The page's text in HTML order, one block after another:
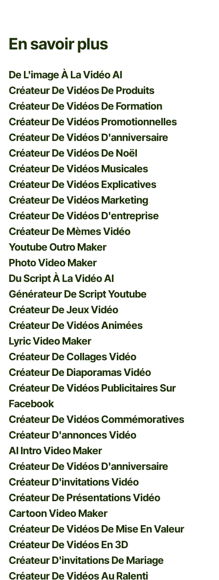
En savoir plus
De L'image À La Vidéo AI
Créateur De Vidéos De Produits
Créateur De Vidéos De Formation
Créateur De Vidéos Promotionnelles
Créateur De Vidéos D'anniversaire
Créateur De Vidéos De Noël
Créateur De Vidéos Musicales
Créateur De Vidéos Explicatives
Créateur De Vidéos Marketing
Créateur De Vidéos D'entreprise
Créateur De Mèmes Vidéo
Youtube Outro Maker
Photo Video Maker
Du Script À La Vidéo AI
Générateur De Script Youtube
Créateur De Jeux Vidéo
Créateur De Vidéos Animées
Lyric Video Maker
Créateur De Collages Vidéo
Créateur De Diaporamas Vidéo
Créateur De Vidéos Publicitaires Sur
Facebook
Créateur De Vidéos Commémoratives
Créateur D'annonces Vidéo
AI Intro Video Maker
Créateur De Vidéos D'anniversaire
Créateur D'invitations Vidéo
Créateur De Présentations Vidéo
Cartoon Video Maker
Créateur De Vidéos De Mise En Valeur
Créateur De Vidéos En 3D
Créateur D'invitations De Mariage
Créateur De Vidéos Au Ralenti